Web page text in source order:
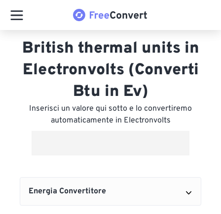
British thermal units in
Electronvolts (Converti
Btu in Ev)
Inserisci un valore qui sotto e lo convertiremo
automaticamente in Electronvolts